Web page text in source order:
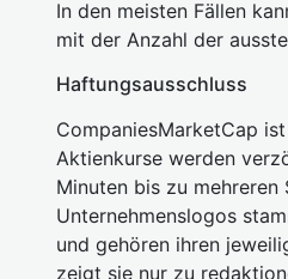
In den meisten Fällen
mit der Anzahl der
Haftungsausschluss
CompaniesMarketCap
Aktienkurse werden
Minuten bis zu mehreren
Unternehmenslogos
und gehören ihren
zeigt sie nur zu